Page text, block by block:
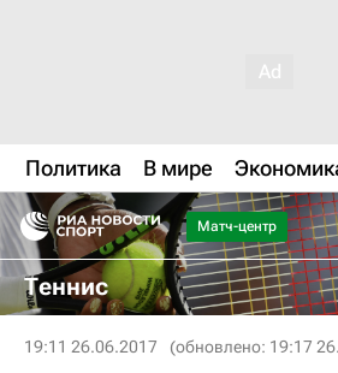
Политика В мире
Матч-центр
Теннис
19:11 26.06.2017 (обновлено: 19:17